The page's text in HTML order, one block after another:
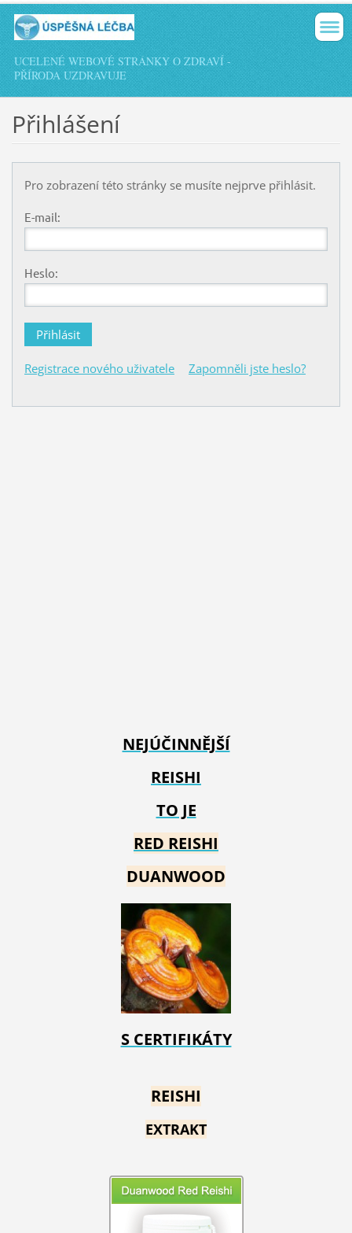
UCELENÉ WEBOVÉ STRÁNKY O ZDRAVÍ -
PŘÍRODA UZDRAVUJE
Přihlášení
Pro zobrazení této stránky se musíte nejprve přihlásit.
E-mail:
Heslo:
Registrace nového uživatele Zapomněli jste heslo?
NEJÚČINNĚJŠÍ
REISHI
TO JE
RED REISHI
DUANWOOD
S CERTIFIKÁTY
REISHI
EXTRAKT